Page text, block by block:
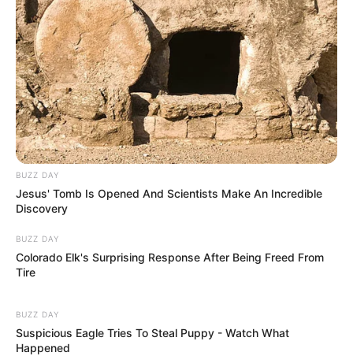
BUZZ DAY
Jesus' Tomb Is Opened And Scientists Make An Incredible
Discovery
BUZZ DAY
Colorado Elk's Surprising Response After Being Freed From
Tire
BUZZ DAY
Suspicious Eagle Tries To Steal Puppy - Watch What
Happened